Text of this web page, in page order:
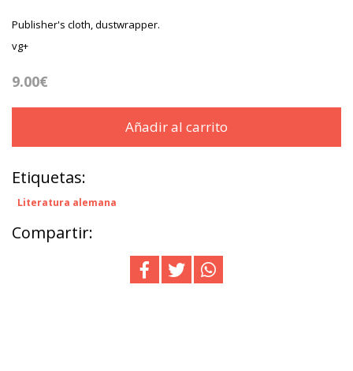
Publisher's cloth, dustwrapper.
vg+
9.00€
Añadir al carrito
Etiquetas:
Literatura alemana
Compartir: